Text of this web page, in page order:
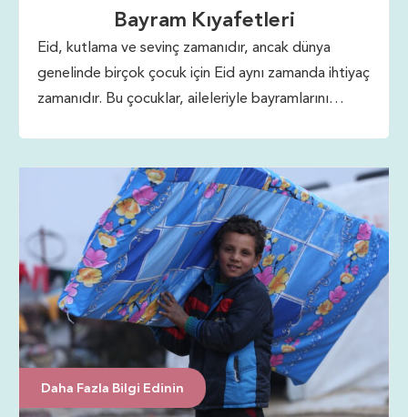
Bayram Kıyafetleri
Eid, kutlama ve sevinç zamanıdır, ancak dünya
genelinde birçok çocuk için Eid aynı zamanda ihtiyaç
zamanıdır. Bu çocuklar, aileleriyle bayramlarını
Daha Fazla Bilgi Edinin